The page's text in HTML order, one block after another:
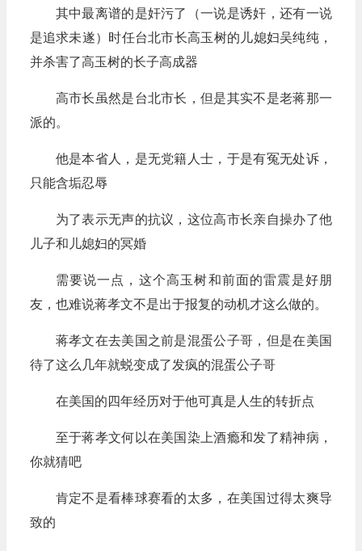
其中最离谱的是奸污了（一说是诱奸，还有一说
是追求未遂）时任台北市长高玉树的儿媳妇吴纯纯，
并杀害了高玉树的长子高成器
高市长虽然是台北市长，但是其实不是老蒋那一
派的。
他是本省人，是无党籍人士，于是有冤无处诉，
只能含垢忍辱
为了表示无声的抗议，这位高市长亲自操办了他
儿子和儿媳妇的冥婚
需要说一点，这个高玉树和前面的雷震是好朋
友，也难说蒋孝文不是出于报复的动机才这么做的。
蒋孝文在去美国之前是混蛋公子哥，但是在美国
待了这么几年就蜕变成了发疯的混蛋公子哥
在美国的四年经历对于他可真是人生的转折点
至于蒋孝文何以在美国染上酒瘾和发了精神病，
你就猜吧
肯定不是看棒球赛看的太多，在美国过得太爽导
致的